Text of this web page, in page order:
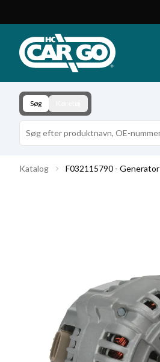
Download
Kontakt
Søg
Katalog F032115790 - Generator